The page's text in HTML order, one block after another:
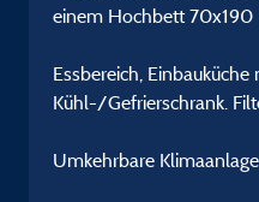
einem Hochbett 70x190
Essbereich,
Kühl-/Gefrierschrank.
Umkehrbare